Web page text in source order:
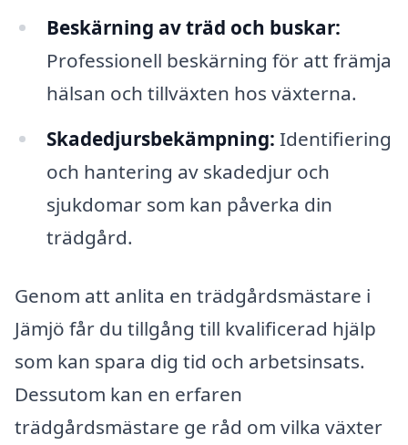
Beskärning av träd och buskar:
Professionell beskärning för att främja
hälsan och tillväxten hos växterna.
Skadedjursbekämpning: Identifiering
och hantering av skadedjur och
sjukdomar som kan påverka din
trädgård.
Genom att anlita en trädgårdsmästare i
Jämjö får du tillgång till kvalificerad hjälp
som kan spara dig tid och arbetsinsats.
Dessutom kan en erfaren
trädgårdsmästare ge råd om vilka växter